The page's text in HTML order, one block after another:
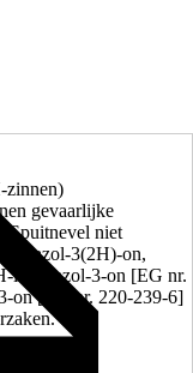
zinnen)
gevaarlijke
Spuitnevel niet
3(2H)-on,
isothiazol-3-on [EG nr.
on [EG nr. 220-239-6]